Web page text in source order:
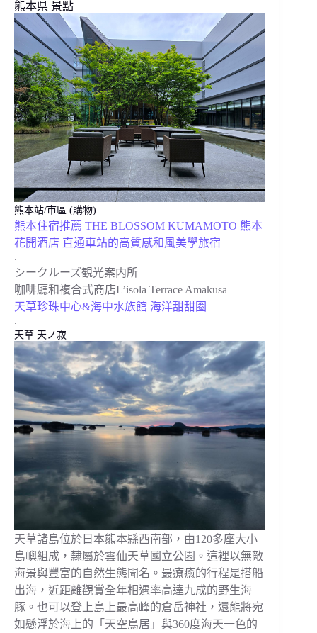
熊本県 景點
熊本站/市區 (購物)
熊本住宿推薦 THE BLOSSOM KUMAMOTO 熊本
花開酒店 直通車站的高質感和風美學旅宿
.
シークルーズ観光案内所
咖啡廳和複合式商店L’isola Terrace Amakusa
天草珍珠中心&海中水族館 海洋甜甜圈
.
天草 天ノ寂
天草諸島位於日本熊本縣西南部，由120多座大小
島嶼組成，隸屬於雲仙天草國立公園。這裡以無敵
海景與豐富的自然生態聞名。最療癒的行程是搭船
出海，近距離觀賞全年相遇率高達九成的野生海
豚。也可以登上島上最高峰的倉岳神社，還能將宛
如懸浮於海上的「天空鳥居」與360度海天一色的